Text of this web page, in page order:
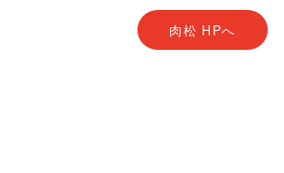
肉松 HPへ